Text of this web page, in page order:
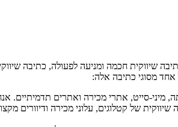
שיווקית חכמה ומניעה לפעולה, כתיבה
אחד מסוגי כתיבה אלה:
מיני-סייט, אתרי מכירה ואתרים תדמיתיים.
של קטלוגים, עלוני מכירה ודיוורים